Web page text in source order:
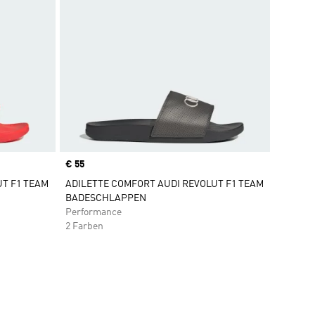
F1 TEAM
Price
€ 55
ADILETTE COMFORT AUDI REVOLUT F1 TEAM
BADESCHLAPPEN
Performance
2 Farben